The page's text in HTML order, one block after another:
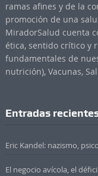
ramas afines y de la
promoción de una
MiradorSalud cuenta
ética, sentido crítico y
fundamentales de
nutrición), Vacunas,
Entradas
Eric Kandel: nazismo,
El negocio avícola, el